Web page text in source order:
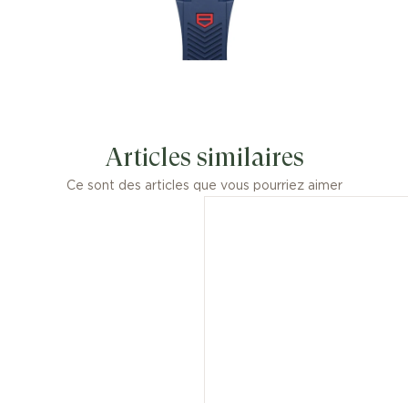
Articles similaires
Ce sont des articles que vous pourriez aimer